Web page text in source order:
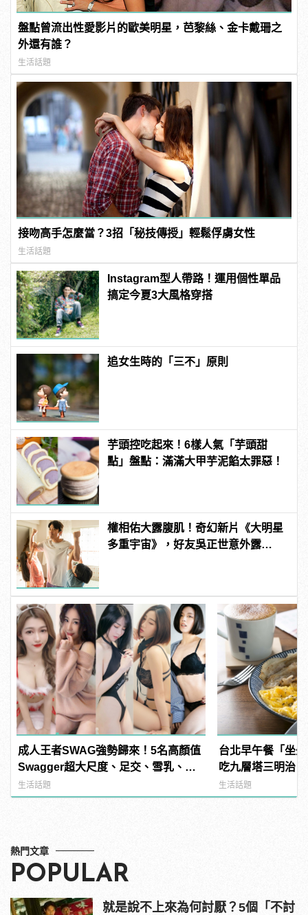
盤點曾流出性愛影片的歐美明星，芭黎絲、金卡戴珊之
外還有誰？
生活話題
接吻高手怎麼當？3招「秘技傳授」輕鬆俘虜女性
生活話題
Instagram型人帶路！運用個性單品
搞定今夏3大風格穿搭
追女生時的「三不」原則
芋頭控吃起來！6樣人氣「芋頭甜
點」盤點：滿滿大甲芋泥餡太罪惡！
權相佑大露腹肌！奇幻新片《大明星
多重宇宙》，好友吳正世意外露
成人王者SWAG強勢歸來！5名高顏值
Swagger超大尺度、足交、雪乳、粉
紅海鮮通通有，親自教你人與人的連
結！ | manfashion這樣變型男
生活話題
台北早午餐「坐
吃九層塔三明治！
生活話題
熱門文章
POPULAR
就是說不上來為何討厭？5個「不討